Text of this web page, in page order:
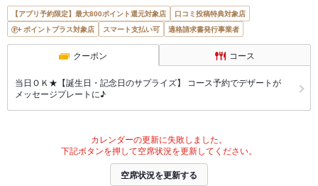
【アプリ予約限定】最大800ポイント還元対象店
口コミ投稿特典対象店
ポイントプラス対象店
スマート支払い可 適格請求書発行事業者
クーポン コース
当日ＯＫ★【誕生日・記念日のサプライズ】 コース予約でデザートが
メッセージプレートに♪
カレンダーの更新に失敗しました。
下記ボタンを押して空席状況を更新してください。
空席状況を更新する